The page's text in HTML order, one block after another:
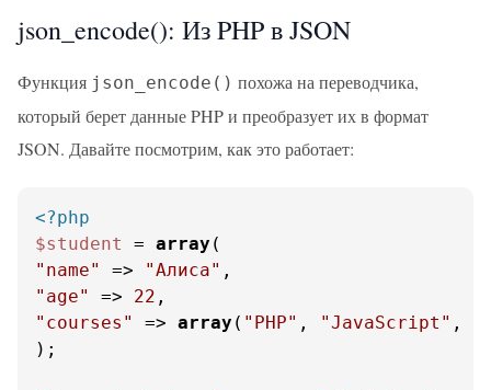
json_encode(): Из PHP в JSON
Функция json_encode() похожа на переводчика,
который берет данные PHP и преобразует их в формат
JSON. Давайте посмотрим, как это работает:
<?php
$student
= array
"name"
=> "Алиса"
"age"
=> 22
"courses"
=> array ( "PHP" , "JavaScript" ,
);